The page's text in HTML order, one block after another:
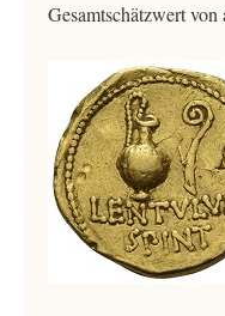
Gesamtschätzwert